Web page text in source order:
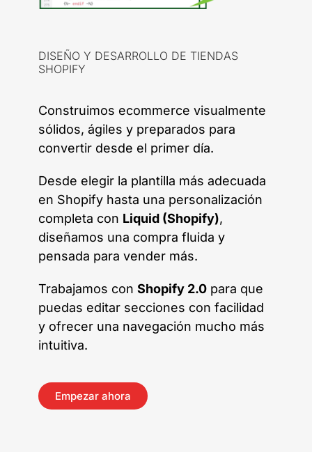
DISEÑO Y DESARROLLO DE TIENDAS
SHOPIFY
Construimos ecommerce visualmente
sólidos, ágiles y preparados para
convertir desde el primer día.
Desde elegir la plantilla más adecuada
en Shopify hasta una personalización
completa con Liquid (Shopify),
diseñamos una compra fluida y
pensada para vender más.
Trabajamos con Shopify 2.0 para que
puedas editar secciones con facilidad
y ofrecer una navegación mucho más
intuitiva.
Empezar ahora